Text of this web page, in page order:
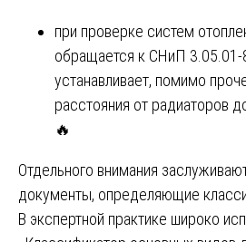
при проверке систем
обращается к СНиП 3.05.01-
устанавливает, помимо
расстояния от радиаторов
🔥
Отдельного внимания
документы, определяющие
В экспертной практике широко